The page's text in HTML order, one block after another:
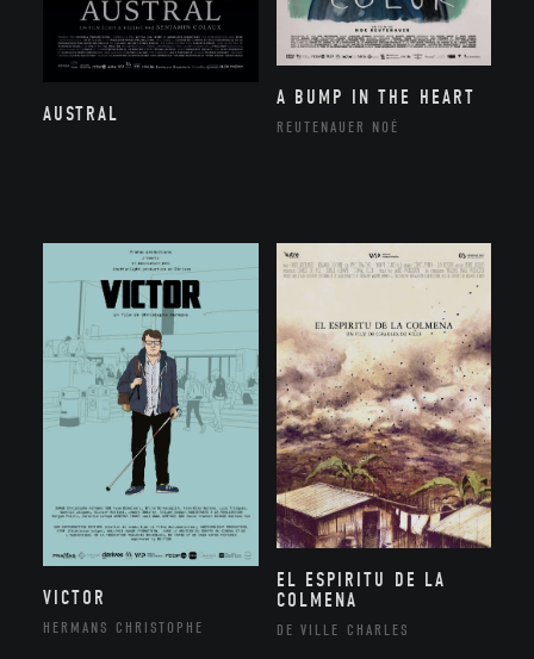
AUSTRAL
A BUMP IN THE HEART
REUTENAUER NOÉ
VICTOR
HERMANS CHRISTOPHE
EL ESPIRITU DE LA
COLMENA
DE VILLE CHARLES